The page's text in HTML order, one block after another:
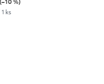
(–10 %)
ks